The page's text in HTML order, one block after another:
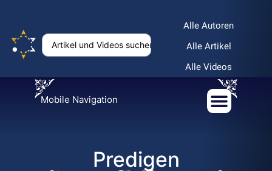
Alle Autoren
Alle Artikel
Alle Videos
Mobile Navigation
Predigen